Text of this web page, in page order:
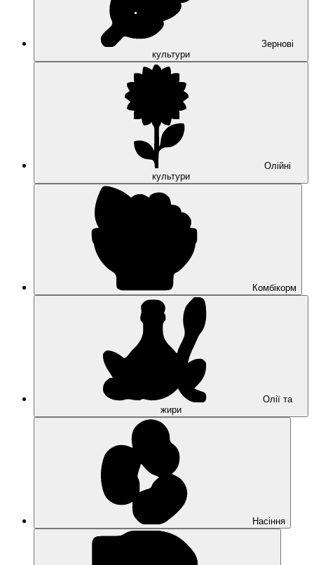
Зернові
культури
Олійні
культури
Комбікорм
Олії та
жири
Насіння